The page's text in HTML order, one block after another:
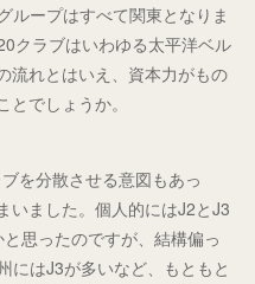
ループはすべて関東となりま
クラブはいわゆる太平洋ベル
流れとはいえ、資本力がもの
でしょうか。
を分散させる意図もあっ
いました。個人的にはJ2とJ3
思ったのですが、結構偏っ
にはJ3が多いなど、もともと